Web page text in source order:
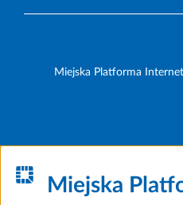
Miejska Platforma
Miejska